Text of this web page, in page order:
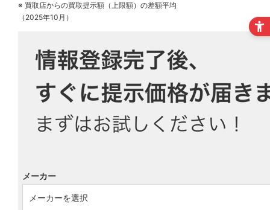
※ 買取店からの買取提示額（上限額）の差額平均
（2025年10月）
メーカー